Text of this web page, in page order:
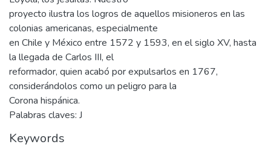
proyecto ilustra los logros de aquellos misioneros en las
colonias americanas, especialmente
en Chile y México entre 1572 y 1593, en el siglo XV, hasta
la llegada de Carlos III, el
reformador, quien acabó por expulsarlos en 1767,
considerándolos como un peligro para la
Corona hispánica.
Palabras claves: J
Keywords